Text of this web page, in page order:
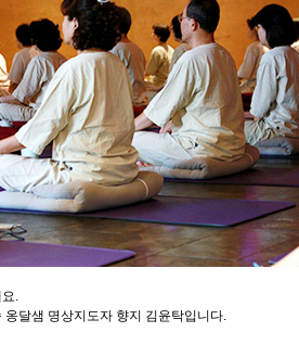
.
옹달샘 명상지도자 향지 김윤탁입니다.